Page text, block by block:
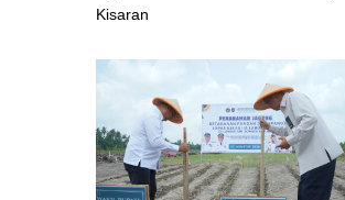
Kisaran